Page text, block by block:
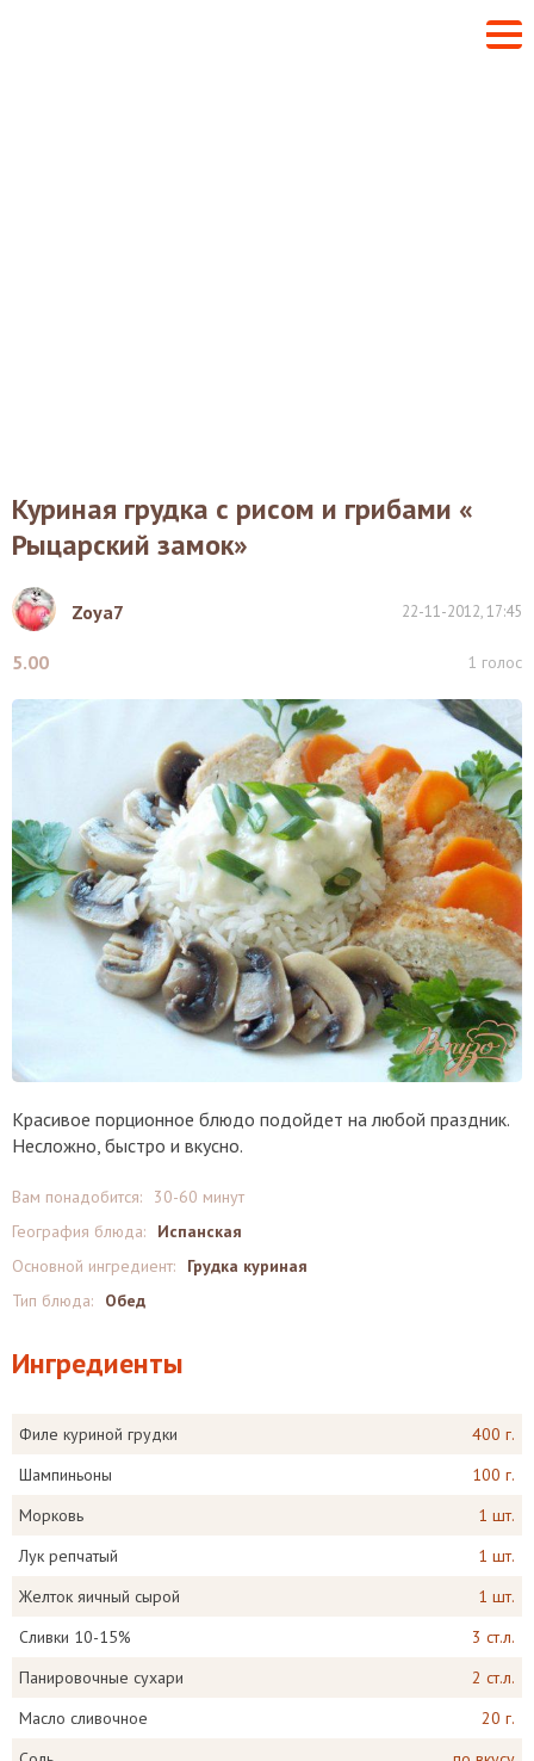
Куриная грудка с рисом и грибами «
Рыцарский замок»
Zoya7 22-11-2012, 17:45
5.00 1 голос
Красивое порционное блюдо подойдет на любой праздник.
Несложно, быстро и вкусно.
Вам понадобится:
30-60 минут
География блюда:
Испанская
Основной ингредиент:
Грудка куриная
Тип блюда:
Обед
Ингредиенты
Филе куриной грудки
400 г.
Шампиньоны
100 г.
Морковь
1 шт.
Лук репчатый
1 шт.
Желток яичный сырой
1 шт.
Сливки 10-15%
3 ст.л.
Панировочные сухари
2 ст.л.
Масло сливочное
20 г.